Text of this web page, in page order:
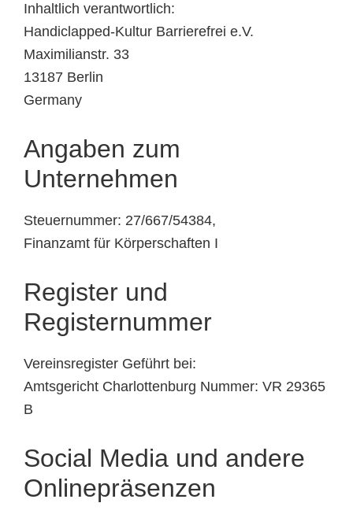
Inhaltlich verantwortlich:
Handiclapped-Kultur Barrierefrei e.V.
Maximilianstr. 33
13187 Berlin
Germany
Angaben zum
Unternehmen
Steuernummer: 27/667/54384,
Finanzamt für Körperschaften I
Register und
Registernummer
Vereinsregister Geführt bei:
Amtsgericht Charlottenburg Nummer: VR 29365
B
Social Media und andere
Onlinepräsenzen